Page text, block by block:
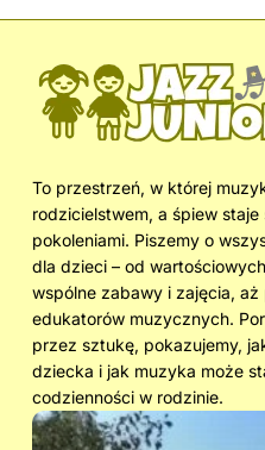
To przestrzeń, w której
rodzicielstwem, a śpiew
pokoleniami. Piszemy o
dla dzieci – od
wspólne zabawy i zajęcia,
edukatorów muzycznych.
przez sztukę, pokazujemy,
dziecka i jak muzyka może
codzienności w rodzinie.